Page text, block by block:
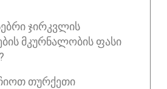
ჯირკვლის
მკურნალობის ფასი
ᲗᲣᲠᲥᲔᲗᲘ